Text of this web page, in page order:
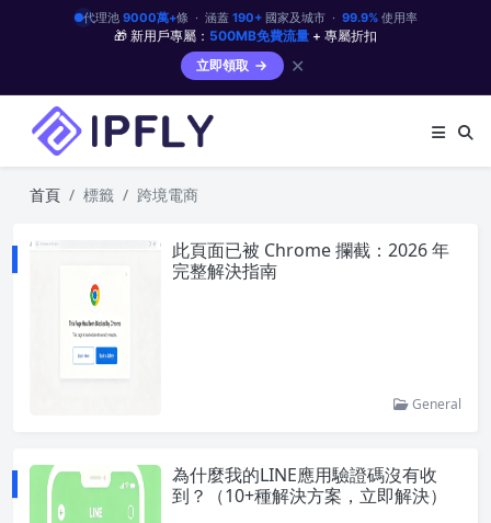
代理池 9000萬+條 · 涵蓋 190+國家及城市 · 99.9%使用率
🎁 新用戶專屬： 500MB免費流量 + 專屬折扣
立即領取
✕
首頁 標籤 跨境電商
此頁面已被 Chrome 攔截：2026 年
完整解決指南
General
為什麼我的LINE應用驗證碼沒有收
到？（10+種解決方案，立即解決）